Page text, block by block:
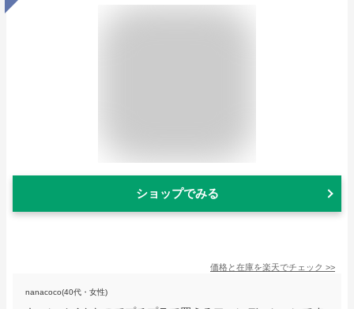
ショップでみる
価格と在庫を楽天でチェック >>
nanacoco(40代・女性)